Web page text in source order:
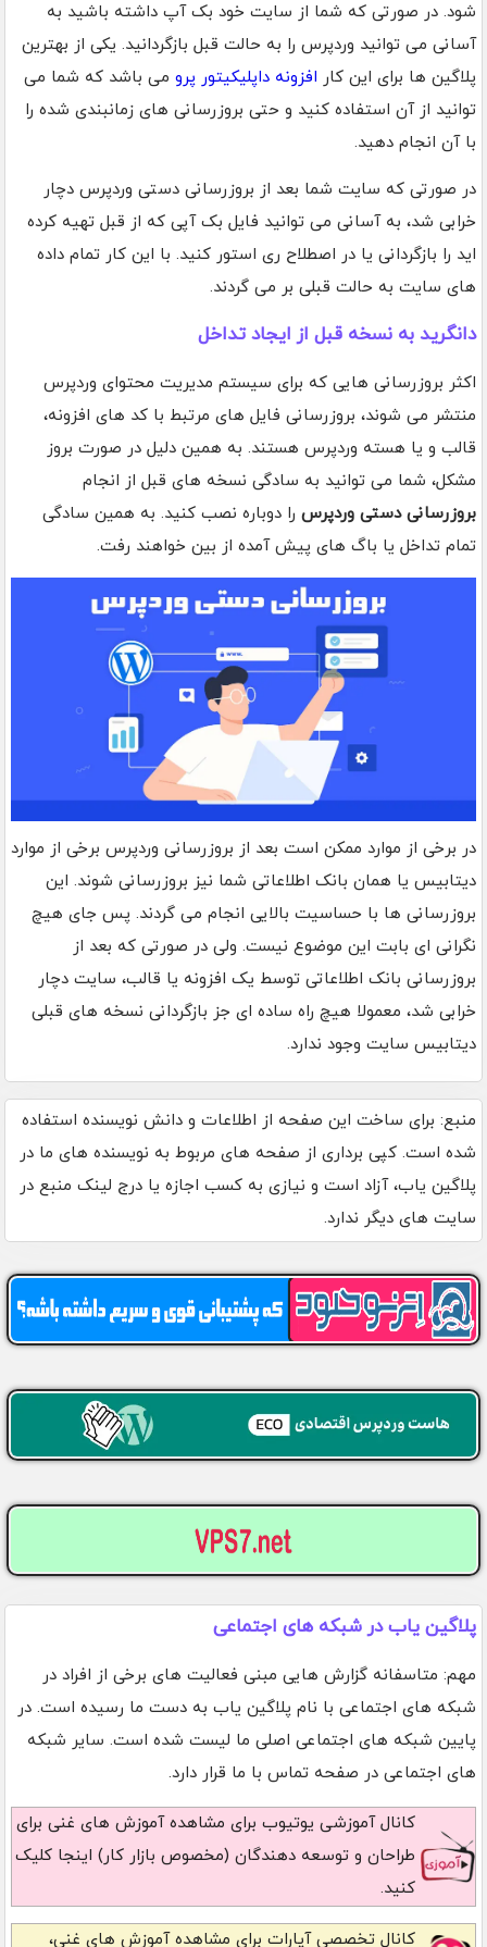
شود. در صورتی که شما از سایت خود بک آپ داشته باشید به
آسانی می توانید وردپرس را به حالت قبل بازگردانید. یکی از بهترین
پلاگین ها برای این کار افزونه داپلیکیتور پرو می باشد که شما می
توانید از آن استفاده کنید و حتی بروزرسانی های زمانبندی شده را
با آن انجام دهید.
در صورتی که سایت شما بعد از بروزرسانی دستی وردپرس دچار
خرابی شد، به آسانی می توانید فایل بک آپی که از قبل تهیه کرده
اید را بازگردانی یا در اصطلاح ری استور کنید. با این کار تمام داده
های سایت به حالت قبلی بر می گردند.
دانگرید به نسخه قبل از ایجاد تداخل
اکثر بروزرسانی هایی که برای سیستم مدیریت محتوای وردپرس
منتشر می شوند، بروزرسانی فایل های مرتبط با کد های افزونه،
قالب و یا هسته وردپرس هستند. به همین دلیل در صورت بروز
مشکل، شما می توانید به سادگی نسخه های قبل از انجام
بروزرسانی دستی وردپرس را دوباره نصب کنید. به همین سادگی
تمام تداخل یا باگ های پیش آمده از بین خواهند رفت.
در برخی از موارد ممکن است بعد از بروزرسانی وردپرس برخی از موارد
دیتابیس یا همان بانک اطلاعاتی شما نیز بروزرسانی شوند. این
بروزرسانی ها با حساسیت بالایی انجام می گردند. پس جای هیچ
نگرانی ای بابت این موضوع نیست. ولی در صورتی که بعد از
بروزرسانی بانک اطلاعاتی توسط یک افزونه یا قالب، سایت دچار
خرابی شد، معمولا هیچ راه ساده ای جز بازگردانی نسخه های قبلی
دیتابیس سایت وجود ندارد.
منبع: برای ساخت این صفحه از اطلاعات و دانش نویسنده استفاده
شده است. کپی برداری از صفحه های مربوط به نویسنده های ما در
پلاگین یاب، آزاد است و نیازی به کسب اجازه یا درج لینک منبع در
سایت های دیگر ندارد.
پلاگین یاب در شبکه های اجتماعی
مهم: متاسفانه گزارش هایی مبنی فعالیت های برخی از افراد در
شبکه های اجتماعی با نام پلاگین یاب به دست ما رسیده است. در
پایین شبکه های اجتماعی اصلی ما لیست شده است. سایر شبکه
های اجتماعی در صفحه تماس با ما قرار دارد.
کانال آموزشی یوتیوب برای مشاهده آموزش های غنی برای
طراحان و توسعه دهندگان (مخصوص بازار کار) اینجا کلیک
کنید.
کانال تخصصی آپارات برای مشاهده آموزش های غنی،